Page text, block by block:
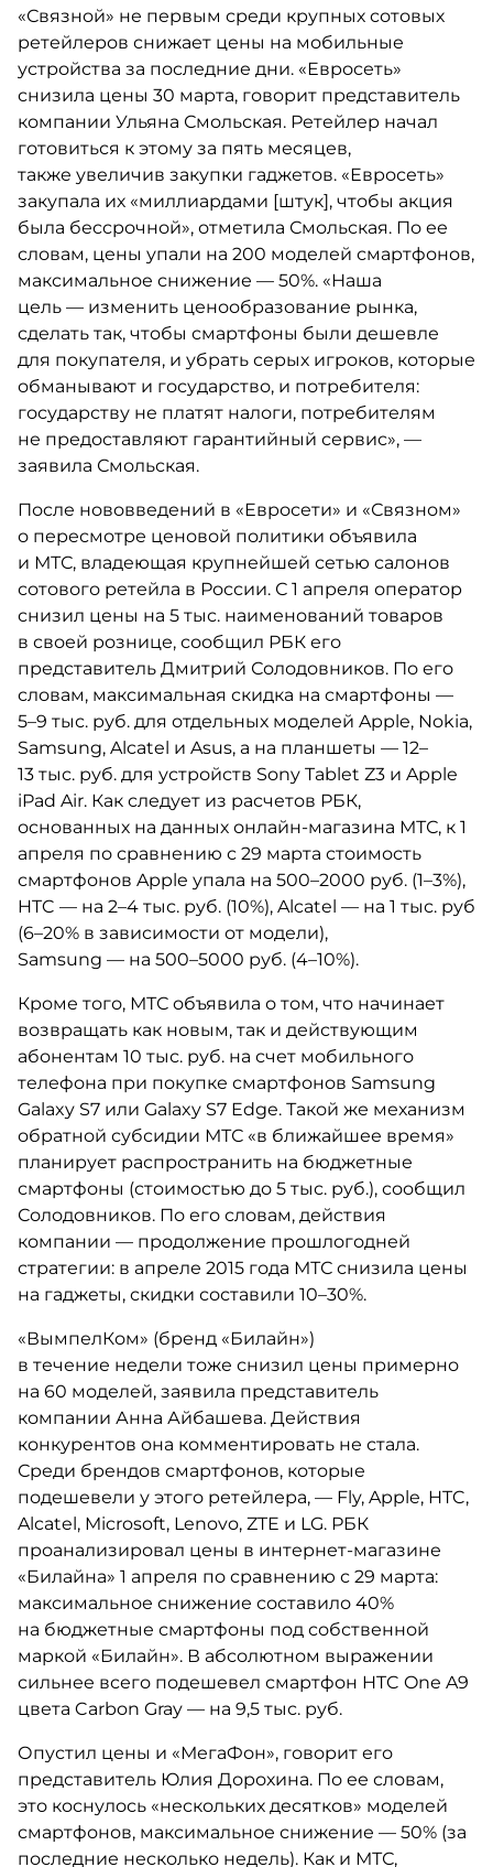
«Связной» не первым среди крупных сотовых
ретейлеров снижает цены на мобильные
устройства за последние дни. «Евросеть»
снизила цены 30 марта, говорит представитель
компании Ульяна Смольская. Ретейлер начал
готовиться к этому за пять месяцев,
также увеличив закупки гаджетов. «Евросеть»
закупала их «миллиардами [штук], чтобы акция
была бессрочной», отметила Смольская. По ее
словам, цены упали на 200 моделей смартфонов,
максимальное снижение — 50%. ​«Наша
цель — изменить ценообразование рынка,
сделать так, чтобы смартфоны были дешевле
для покупателя, и убрать серых игроков, которые
обманывают и государство, и потребителя:
государству не платят налоги, потребителям
не предоставляют гарантийный сервис», —
заявила Смольская.
После нововведений в «Евросети» и «Связном»
о пересмотре ценовой политики объявила
и МТС, владеющая крупнейшей сетью салонов
сотового ретейла в России. С 1 апреля оператор
снизил цены на 5 тыс. наименований товаров
в своей рознице, сообщил РБК его
представитель Дмитрий Солодовников. По его
словам, максимальная скидка на смартфоны —
5–9 тыс. руб. для отдельных моделей Apple, Nokia,
Samsung, Alcatel и Asus, а на планшеты — 12–
13 тыс. руб. для устройств Sony Tablet Z3 и Apple
iPad Air. Как следует из расчетов РБК,
основанных на данных онлайн-магазина МТС, к 1
апреля по сравнению с 29 марта стоимость
смартфонов Apple упала на 500–2000 руб. (1–3%),
HTC — на 2–4 тыс. руб. (10%), Alcatel — на 1 тыс. руб
(6–20% в зависимости от модели),
Samsung — на 500–5000 руб. (4–10%).
Кроме того, МТС объявила о том, что начинает
возвращать как новым, так и действующим
абонентам 10 тыс. руб. на счет мобильного
телефона при покупке смартфонов Samsung
Galaxy S7 или Galaxy S7 Edge. Такой же механизм
обратной субсидии МТС «в ближайшее время»
планирует распространить на бюджетные
смартфоны (стоимостью до 5 тыс. руб.), сообщил
Солодовников. По его словам, действия
компании — продолжение прошлогодней
стратегии: в апреле 2015 года МТС снизила цены
на гаджеты, скидки составили 10–30%.
«ВымпелКом» (бренд «Билайн»)
в течение недели тоже снизил цены примерно
на 60 моделей, заявила представитель
компании Анна Айбашева. Действия
конкурентов она комментировать не стала.
Среди брендов смартфонов, которые
подешевели у этого ретейлера, — Fly, Apple, HTC,
Alcatel, Microsoft, Lenovo, ZTE и LG. РБК
проанализировал цены в интернет-магазине
«Билайна» 1 апреля по сравнению с 29 марта:
максимальное снижение составило 40%
на бюджетные смартфоны под собственной
маркой «Билайн». В абсолютном выражении
сильнее всего подешевел смартфон HTC One A9
цвета Carbon Gray — на 9,5 тыс. руб.
Опустил цены и «МегаФон», говорит его
представитель Юлия Дорохина. По ее словам,
это коснулось «нескольких десятков» моделей
смартфонов, максимальное снижение — 50% (за
последние несколько недель). Как и МТС,